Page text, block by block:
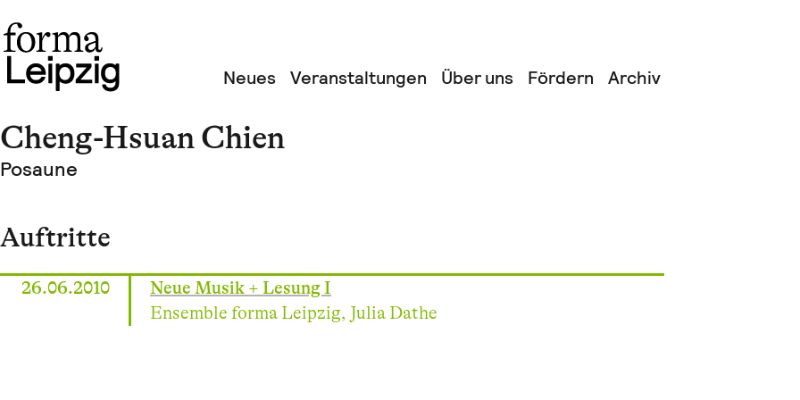
Neues Veranstaltungen Über uns Fördern Archiv
Cheng-Hsuan Chien
Posaune
Auftritte
26.06.2010
Neue Musik + Lesung I
Ensemble forma Leipzig, Julia Dathe